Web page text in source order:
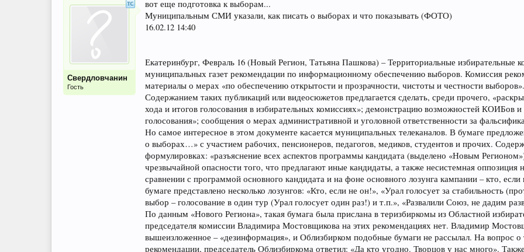
Свердловчанин
Гость
вот еще подготовка к выборам...
Муниципальным СМИ указали, как писать о выборах и что показывать (ФОТО)
16.02.12 14:40
Екатеринбург, Февраль 16 (Новый Регион, Татьяна Пашкова) – Территориальные избирательные
муниципальных газет рекомендации по информационному обеспечению выборов. Комиссия
материалы о мерах «по обеспечению открытости и прозрачности, чистоты и честности выборов».
Содержанием таких публикаций или видеосюжетов предлагается сделать, среди прочего,
хода и итогов голосования в избирательных комиссиях»; демонстрацию возможностей КОИБов
голосования»; сообщения о мерах административной и уголовной ответственности за
Но самое интересное в этом документе касается муниципальных телеканалов. В бумаге
о выборах…» с участием рабочих, пенсионеров, педагогов, медиков, студентов и прочих.
формулировках: «разъяснение всех аспектов программы кандидата (выделено «Новым
чрезвычайной опасности того, что предлагают иные кандидаты, а также несистемная оппозиция
сравнении с программой основного кандидата и на фоне основного лозунга кампании – кто,
бумаге представлено несколько лозунгов: «Кто, если не он!», «Урал голосует за стабильность
выбор – голосование в один тур (Урал голосует один раз!) и т.п.», «Развалили Союз, не дадим
По данным «Нового Региона», такая бумага была прислана в теризбиркомы из Областной
председателя комиссии Владимира Мостовщикова на этих рекомендациях нет. Владимир
вышеизложенное – «дезинформация», и Облизбирком подобные бумаги не рассылал. На вопрос о
рекомендации, председатель Облизбиркома ответил: «Да кто угодно. Творцов у нас много».